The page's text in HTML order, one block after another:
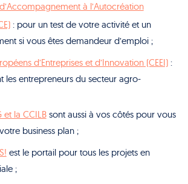
à l’Autocréation
: pour un test de votre activité et un
si vous êtes demandeur d’emploi ;
d’Entreprises et d’Innovation (CEEI):
les entrepreneurs du secteur agro-
et la CCILBsont aussi à vos côtés pour vous
business plan ;
est le portail pour tous les projets en
;